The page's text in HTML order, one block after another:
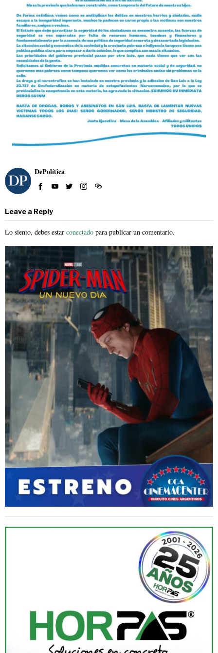
DePolítica
Leave a Reply
Lo siento, debes estar conectado para publicar un comentario.